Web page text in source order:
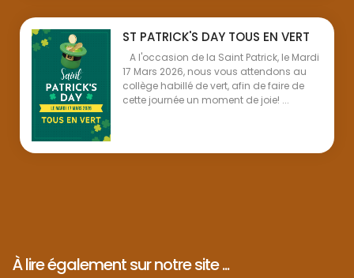
ST PATRICK'S DAY TOUS EN VERT
A l'occasion de la Saint Patrick, le Mardi
17 Mars 2026, nous vous attendons au
collège habillé de vert, afin de faire de
cette journée un moment de joie! ...
À lire également sur notre site ...